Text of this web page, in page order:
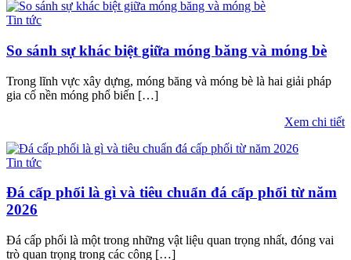
Tin tức
So sánh sự khác biệt giữa móng băng và móng bè
Trong lĩnh vực xây dựng, móng băng và móng bè là hai giải pháp
gia cố nền móng phổ biến […]
Xem chi tiết
Tin tức
Đá cấp phối là gì và tiêu chuẩn đá cấp phối từ năm
2026
Đá cấp phối là một trong những vật liệu quan trọng nhất, đóng vai
trò quan trọng trong các công […]